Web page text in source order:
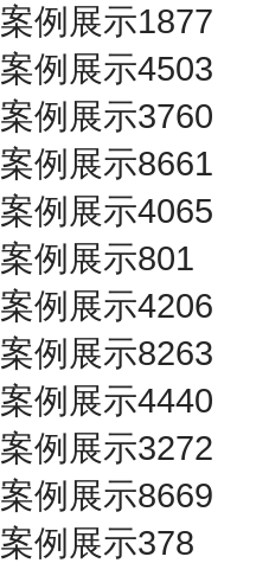
案例展示1877
案例展示4503
案例展示3760
案例展示8661
案例展示4065
案例展示801
案例展示4206
案例展示8263
案例展示4440
案例展示3272
案例展示8669
案例展示378